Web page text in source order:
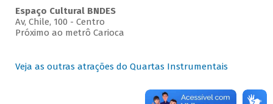
Espaço Cultural BNDES
Av, Chile, 100 - Centro
Próximo ao metrô Carioca
Veja as outras atrações do Quartas Instrumentais